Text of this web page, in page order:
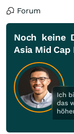
Forum
Noch keine
Asia Mid